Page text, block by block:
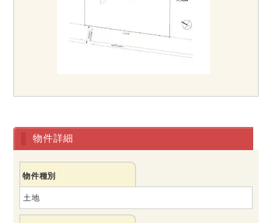
物件詳細
物件種別
土地